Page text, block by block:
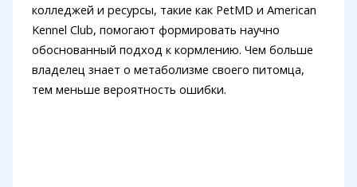
колледжей и ресурсы, такие как PetMD и American
Kennel Club, помогают формировать научно
обоснованный подход к кормлению. Чем больше
владелец знает о метаболизме своего питомца,
тем меньше вероятность ошибки.